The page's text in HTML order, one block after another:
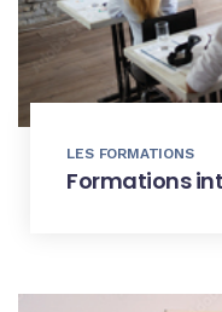
LES FORMATIONS
Formations